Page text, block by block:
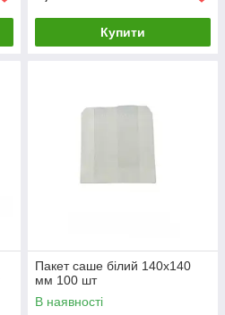
Купити
Пакет саше білий 140х140
мм 100 шт
В наявності